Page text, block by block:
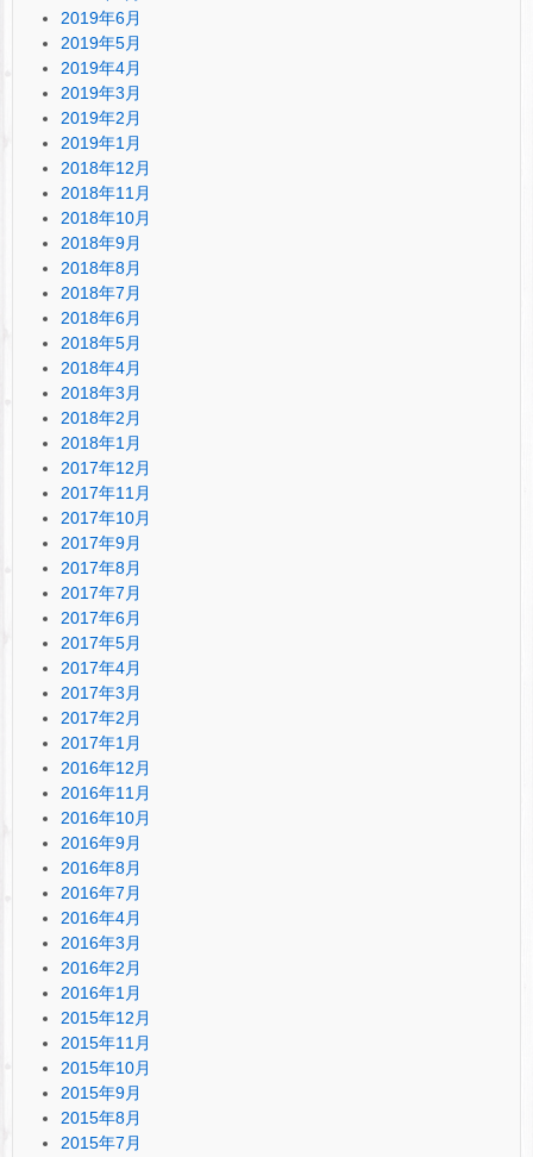
2019年6月
2019年5月
2019年4月
2019年3月
2019年2月
2019年1月
2018年12月
2018年11月
2018年10月
2018年9月
2018年8月
2018年7月
2018年6月
2018年5月
2018年4月
2018年3月
2018年2月
2018年1月
2017年12月
2017年11月
2017年10月
2017年9月
2017年8月
2017年7月
2017年6月
2017年5月
2017年4月
2017年3月
2017年2月
2017年1月
2016年12月
2016年11月
2016年10月
2016年9月
2016年8月
2016年7月
2016年4月
2016年3月
2016年2月
2016年1月
2015年12月
2015年11月
2015年10月
2015年9月
2015年8月
2015年7月